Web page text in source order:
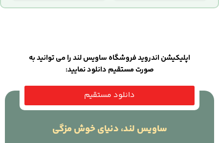
اپلیکیشن اندروید فروشگاه ساویس لند را می توانید به
صورت مستقیم دانلود نمایید:
دانلود مستقیم
ساویس لند، دنیای خوش مزگی